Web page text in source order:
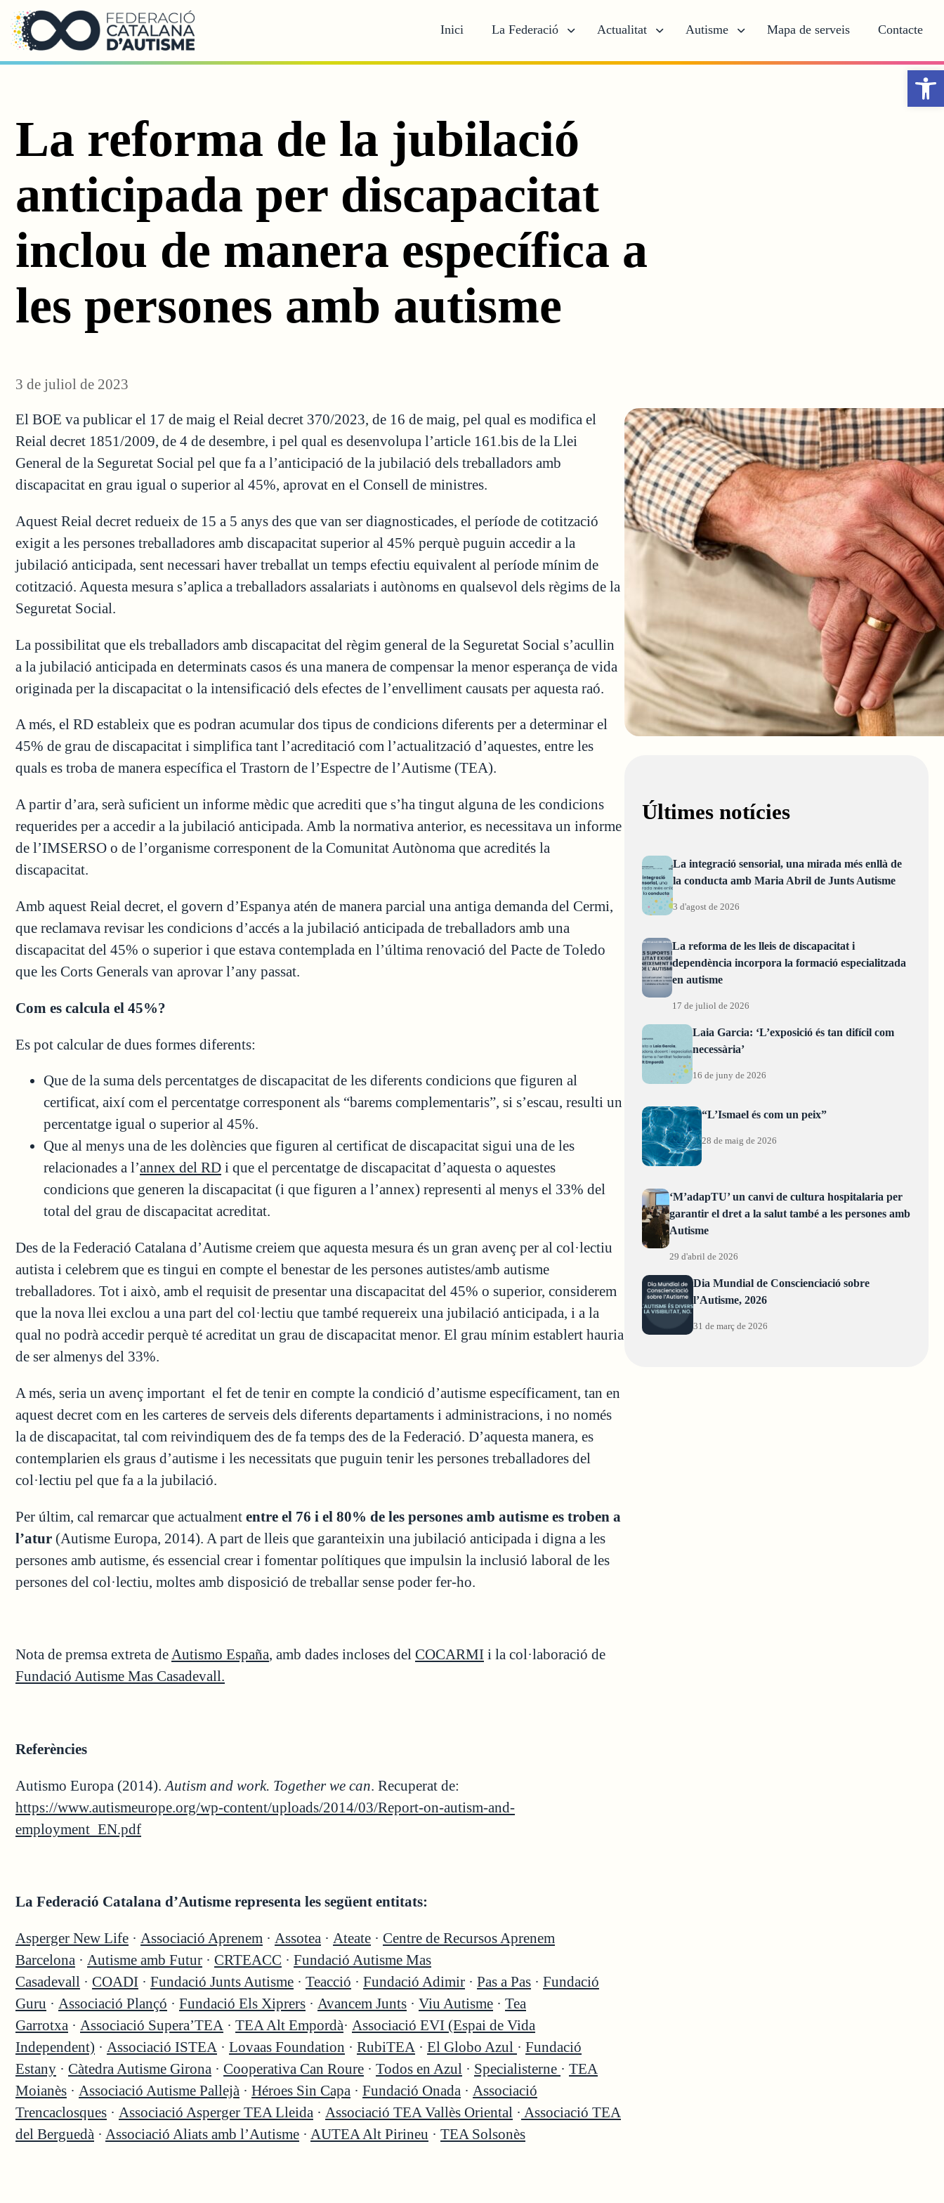
Saltar al contingut principal
Inici La Federació Actualitat Autisme Mapa de serveis Contacte
La reforma de la jubilació
anticipada per discapacitat
inclou de manera específica a
les persones amb autisme
3 de juliol de 2023
El BOE va publicar el 17 de maig el Reial decret 370/2023, de 16 de maig, pel qual es modifica el
Reial decret 1851/2009, de 4 de desembre, i pel qual es desenvolupa l’article 161.bis de la Llei
General de la Seguretat Social pel que fa a l’anticipació de la jubilació dels treballadors amb
discapacitat en grau igual o superior al 45%, aprovat en el Consell de ministres.
Aquest Reial decret redueix de 15 a 5 anys des que van ser diagnosticades, el període de cotització
exigit a les persones treballadores amb discapacitat superior al 45% perquè puguin accedir a la
jubilació anticipada, sent necessari haver treballat un temps efectiu equivalent al període mínim de
cotització. Aquesta mesura s’aplica a treballadors assalariats i autònoms en qualsevol dels règims de la
Seguretat Social.
La possibilitat que els treballadors amb discapacitat del règim general de la Seguretat Social s’acullin
a la jubilació anticipada en determinats casos és una manera de compensar la menor esperança de vida
originada per la discapacitat o la intensificació dels efectes de l’envelliment causats per aquesta raó.
A més, el RD estableix que es podran acumular dos tipus de condicions diferents per a determinar el
45% de grau de discapacitat i simplifica tant l’acreditació com l’actualització d’aquestes, entre les
quals es troba de manera específica el Trastorn de l’Espectre de l’Autisme (TEA).
A partir d’ara, serà suficient un informe mèdic que acrediti que s’ha tingut alguna de les condicions
requerides per a accedir a la jubilació anticipada. Amb la normativa anterior, es necessitava un informe
de l’IMSERSO o de l’organisme corresponent de la Comunitat Autònoma que acredités la
discapacitat.
Amb aquest Reial decret, el govern d’Espanya atén de manera parcial una antiga demanda del Cermi,
que reclamava revisar les condicions d’accés a la jubilació anticipada de treballadors amb una
discapacitat del 45% o superior i que estava contemplada en l’última renovació del Pacte de Toledo
que les Corts Generals van aprovar l’any passat.
Com es calcula el 45%?
Es pot calcular de dues formes diferents:
Que de la suma dels percentatges de discapacitat de les diferents condicions que figuren al
certificat, així com el percentatge corresponent als “barems complementaris”, si s’escau, resulti un
percentatge igual o superior al 45%.
Que al menys una de les dolències que figuren al certificat de discapacitat sigui una de les
relacionades a l’annex del RD i que el percentatge de discapacitat d’aquesta o aquestes
condicions que generen la discapacitat (i que figuren a l’annex) representi al menys el 33% del
total del grau de discapacitat acreditat.
Des de la Federació Catalana d’Autisme creiem que aquesta mesura és un gran avenç per al col·lectiu
autista i celebrem que es tingui en compte el benestar de les persones autistes/amb autisme
treballadores. Tot i això, amb el requisit de presentar una discapacitat del 45% o superior, considerem
que la nova llei exclou a una part del col·lectiu que també requereix una jubilació anticipada, i a la
qual no podrà accedir perquè té acreditat un grau de discapacitat menor. El grau mínim establert hauria
de ser almenys del 33%.
A més, seria un avenç important el fet de tenir en compte la condició d’autisme específicament, tan en
aquest decret com en les carteres de serveis dels diferents departaments i administracions, i no només
la de discapacitat, tal com reivindiquem des de fa temps des de la Federació. D’aquesta manera, es
contemplarien els graus d’autisme i les necessitats que puguin tenir les persones treballadores del
col·lectiu pel que fa a la jubilació.
Per últim, cal remarcar que actualment entre el 76 i el 80% de les persones amb autisme es troben a
l’atur (Autisme Europa, 2014). A part de lleis que garanteixin una jubilació anticipada i digna a les
persones amb autisme, és essencial crear i fomentar polítiques que impulsin la inclusió laboral de les
persones del col·lectiu, moltes amb disposició de treballar sense poder fer-ho.
Nota de premsa extreta de Autismo España, amb dades incloses del COCARMI i la col·laboració de
Fundació Autisme Mas Casadevall.
Referències
Autismo Europa (2014). Autism and work. Together we can. Recuperat de:
https://www.autismeurope.org/wp-content/uploads/2014/03/Report-on-autism-and-
employment_EN.pdf
La Federació Catalana d’Autisme representa les següent entitats:
Asperger New Life · Associació Aprenem · Assotea · Ateate · Centre de Recursos Aprenem
Barcelona · Autisme amb Futur · CRTEACC · Fundació Autisme Mas
Casadevall · COADI · Fundació Junts Autisme · Teacció · Fundació Adimir · Pas a Pas · Fundació
Guru · Associació Plançó · Fundació Els Xiprers · Avancem Junts · Viu Autisme · Tea
Garrotxa · Associació Supera’TEA · TEA Alt Empordà· Associació EVI (Espai de Vida
Independent) · Associació ISTEA · Lovaas Foundation · RubiTEA · El Globo Azul · Fundació
Estany · Càtedra Autisme Girona · Cooperativa Can Roure · Todos en Azul · Specialisterne · TEA
Moianès · Associació Autisme Pallejà · Héroes Sin Capa · Fundació Onada · Associació
Trencaclosques · Associació Asperger TEA Lleida · Associació TEA Vallès Oriental · Associació TEA
del Berguedà · Associació Aliats amb l’Autisme · AUTEA Alt Pirineu · TEA Solsonès
Últimes notícies
La integració sensorial, una mirada més enllà de
la conducta amb Maria Abril de Junts Autisme
3 d'agost de 2026
La reforma de les lleis de discapacitat i
dependència incorpora la formació especialitzada
en autisme
17 de juliol de 2026
Laia Garcia: ‘L’exposició és tan difícil com
necessària’
16 de juny de 2026
“L’Ismael és com un peix”
28 de maig de 2026
‘M’adapTU’ un canvi de cultura hospitalaria per
garantir el dret a la salut també a les persones amb
Autisme
29 d'abril de 2026
Dia Mundial de Conscienciació sobre
l’Autisme, 2026
31 de març de 2026